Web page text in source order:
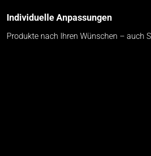
Individuelle Anpassungen
Produkte nach Ihren Wünschen – auch